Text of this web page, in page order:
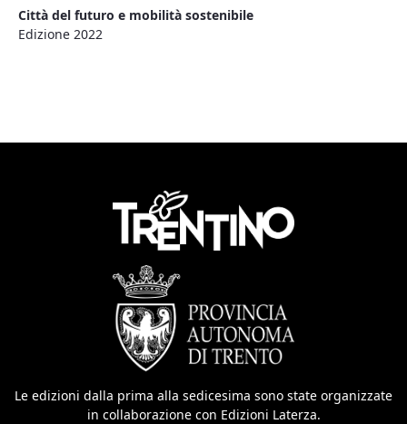
Città del futuro e mobilità sostenibile
Edizione 2022
Le edizioni dalla prima alla sedicesima sono state organizzate
in collaborazione con Edizioni Laterza.